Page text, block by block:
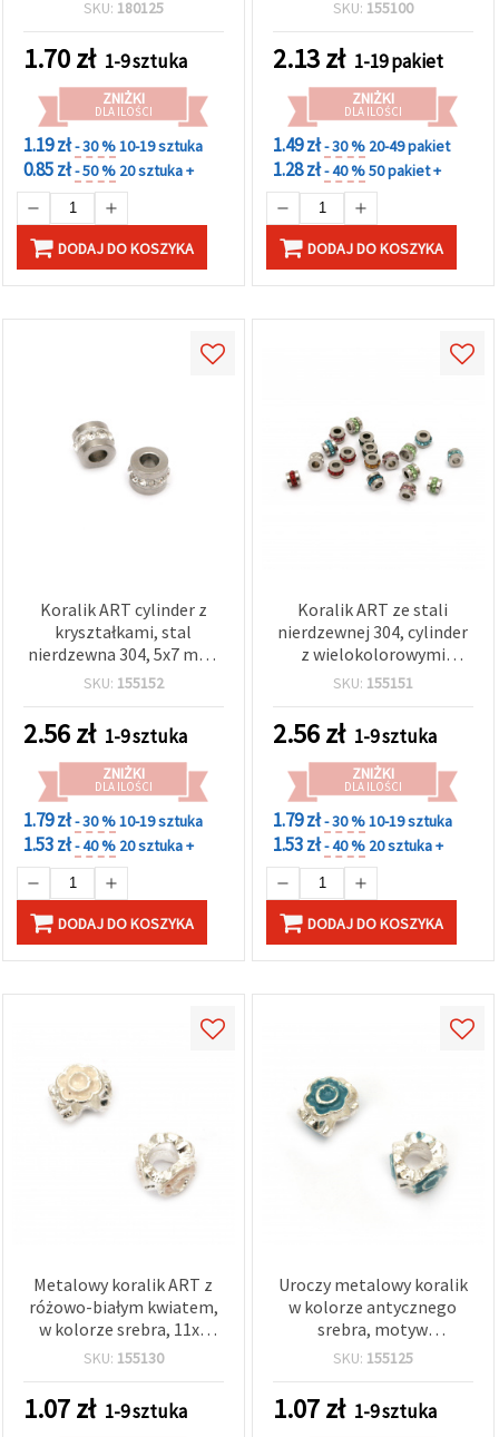
SKU: 180125
1.70zł 1-9 sztuka
ZNIŻKI
DLA ILOŚCI
1.19 zł- 30 %10-19 sztuka
0.85 zł- 50 % 20 sztuka +
DODAJ DO KOSZYKA
SKU: 155100
2.13zł 1-19 pakiet
ZNIŻKI
DLA ILOŚCI
1.49 zł- 30 % 20-49 pakiet
1.28 zł- 40 %50 pakiet +
DODAJ DO KOSZYKA
Koralik ART cylinder z
kryształkami, stal
nierdzewna 304, 5x7 mm,
otwór 3 mm, kolor
SKU: 155152
2.56zł 1-9 sztuka
ZNIŻKI
DLA ILOŚCI
1.79 zł- 30 %10-19 sztuka
1.53 zł- 40 % 20 sztuka +
DODAJ DO KOSZYKA
Koralik ART ze stali
nierdzewnej 304, cylinder
z wielokolorowymi
kryształkami, kolor
SKU: 155151
2.56zł 1-9 sztuka
ZNIŻKI
DLA ILOŚCI
1.79 zł- 30 %10-19 sztuka
1.53 zł- 40 % 20 sztuka +
DODAJ DO KOSZYKA
Metalowy koralik ART z
różowo-białym kwiatem,
w kolorze srebra, 11x8
mm, otwór: 5 mm
SKU: 155130
1.07zł 1-9 sztuka
Uroczy metalowy koralik
w kolorze antycznego
srebra, motyw
niebieskiego kwiatu, 11x8
idealny do kreatywnych
projektów DIY i rękodzieła
SKU: 155125
1.07zł 1-9 sztuka